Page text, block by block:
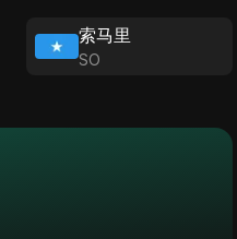
索马里
SO